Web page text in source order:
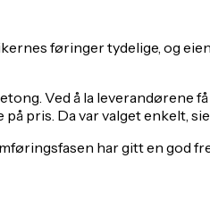
føringer tydelige, og
Ved å la leverandørene
pris. Da var valget enkelt,
har gitt en god